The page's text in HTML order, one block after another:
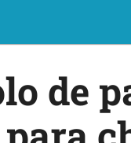
de